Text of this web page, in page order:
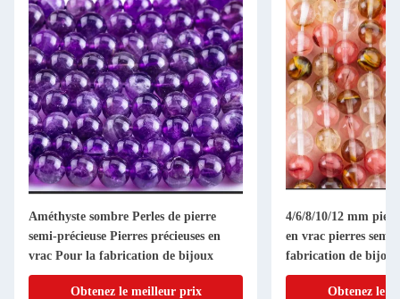
Améthyste sombre Perles de pierre
semi-précieuse Pierres précieuses en
vrac Pour la fabrication de bijoux
Obtenez le meilleur prix
4/6/8/10/12 mm
en vrac pierres
fabrication de bijoux
Obtenez le